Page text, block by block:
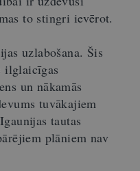
to stingri ievērot.
uzlabošana. Šis
ilglaicīgas
un nākamās
tuvākajiem
tautas
plāniem nav